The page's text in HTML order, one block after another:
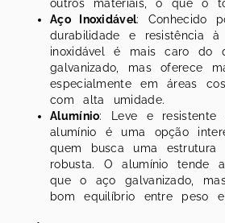
outros materiais, o que o
Aço Inoxidável: Conhecido
durabilidade e resistência
inoxidável é mais caro do
galvanizado, mas oferece
especialmente em áreas
com alta umidade.
Alumínio: Leve e resistente
alumínio é uma opção
quem busca uma estrutura
robusta. O alumínio tende
que o aço galvanizado,
bom equilíbrio entre peso e